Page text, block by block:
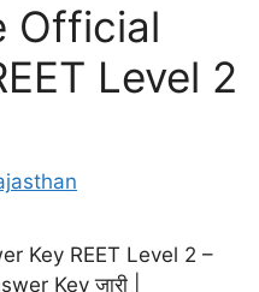
Official
Level 2
Key REET Level 2 –
Key जारी |